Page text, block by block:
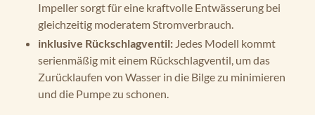
Impeller sorgt für eine kraftvolle Entwässerung bei
gleichzeitig moderatem Stromverbrauch.
inklusive Rückschlagventil: Jedes Modell kommt
serienmäßig mit einem Rückschlagventil, um das
Zurücklaufen von Wasser in die Bilge zu minimieren
und die Pumpe zu schonen.